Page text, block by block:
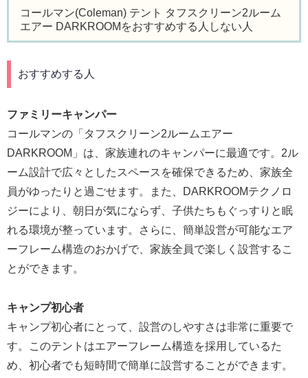
コールマン(Coleman) テント タフスクリーン2ルーム
エアー DARKROOMをおすすめする人しない人
おすすめする人
ファミリーキャンパー
コールマンの「タフスクリーン2ルームエアー
DARKROOM」は、家族連れのキャンパーに最適です。2ル
ーム設計で広々としたスペースを確保できるため、家族全
員がゆったりと過ごせます。また、DARKROOMテクノロ
ジーにより、朝日が気にならず、子供たちもぐっすりと眠
れる環境が整っています。さらに、簡単設営が可能なエア
ーフレーム構造のおかげで、家族全員で楽しく設営するこ
とができます。
キャンプ初心者
キャンプ初心者にとって、設営のしやすさは非常に重要で
す。このテントはエアーフレーム構造を採用しているた
め、初心者でも短時間で簡単に設営することができます。